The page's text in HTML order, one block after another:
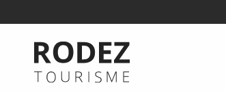
au
contenu
principal